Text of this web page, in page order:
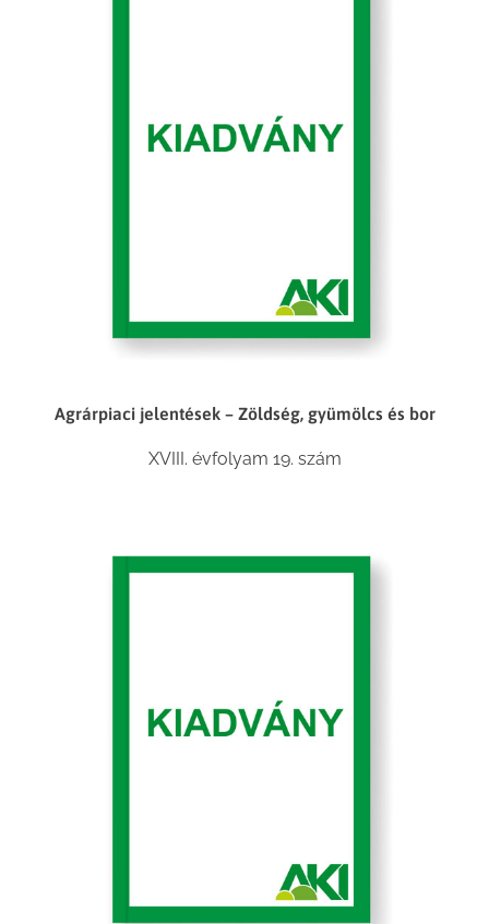
Agrárpiaci jelentések – Zöldség, gyümölcs és bor
XVIII. évfolyam 19. szám